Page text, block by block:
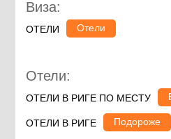
Виза:
ОТЕЛИ Отели
Отели:
ОТЕЛИ В РИГЕ ПО МЕСТУ
ОТЕЛИ В РИГЕ Подороже